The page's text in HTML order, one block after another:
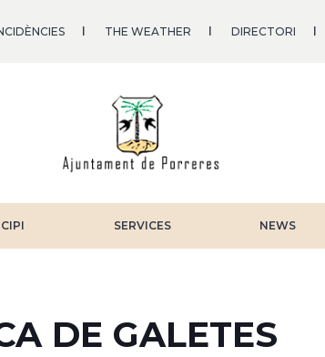
THE WEATHER DIRECTORI
SERVICES NEWS
DE GALETES